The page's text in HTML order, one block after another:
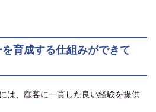
育成する仕組みができて
は、顧客に一貫した良い経験を提供